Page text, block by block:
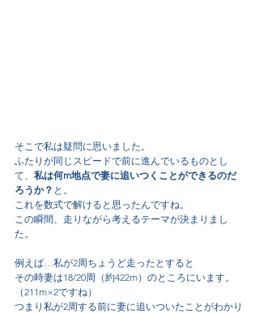
そこで私は疑問に思いました。
ふたりが同じスピードで前に進んでいるものとし
て、 私は何m地点で妻に追いつくことができるのだ
ろうか？ と。
これを数式で解けると思ったんですね。
この瞬間、走りながら考えるテーマが決まりまし
た。
例えば…私が2周ちょうど走ったとすると
その時妻は18/20周（約422m）のところにいます。
（211m×2ですね）
つまり私が2周する前に妻に追いついたことがわかり